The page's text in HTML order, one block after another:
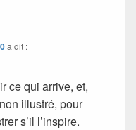
a dit :
ce qui arrive, et,
illustré, pour
s’il l’inspire.